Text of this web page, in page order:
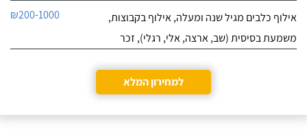
אילוף כלבים מגיל שנה ומעלה, אילוף בקבוצות,
משמעת בסיסית (שב, ארצה, אלי, רגלי), זכר
₪200-1000
למחירון המלא